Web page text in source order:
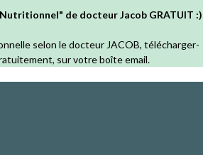
de docteur Jacob GRATUIT :)
selon le docteur JACOB, télécharger-
sur votre boîte email.